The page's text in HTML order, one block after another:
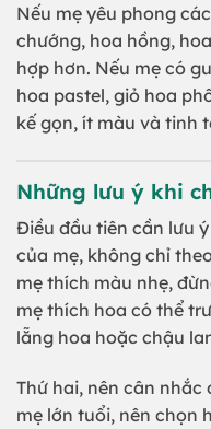
Nếu mẹ yêu phong
chướng, hoa hồng,
hợp hơn. Nếu mẹ có
hoa pastel, giỏ hoa
kế gọn, ít màu và tinh
Những lưu ý khi
Điều đầu tiên cần lưu
của mẹ, không chỉ
mẹ thích màu nhẹ,
mẹ thích hoa có thể
lẵng hoa hoặc chậu
Thứ hai, nên cân nhắc
mẹ lớn tuổi, nên chọn